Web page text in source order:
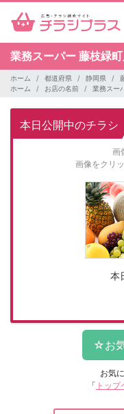
業務スーパー 藤枝緑
ホーム 都道府県 静岡県
ホーム
お店の名前 業務スー
本日公開中のチラシ
画
画像をクリ
本
お気
「 トップ